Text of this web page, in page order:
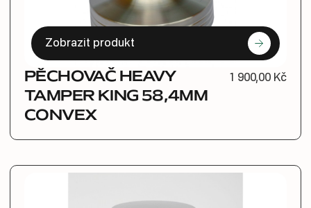
Zobrazit produkt
PĚCHOVAČ HEAVY
TAMPER KING 58,4MM
CONVEX
1 900,00 Kč